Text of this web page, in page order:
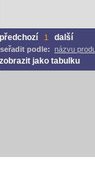
předchozí
1 další
seřadit podle: názvu
zobrazit jako tabulku